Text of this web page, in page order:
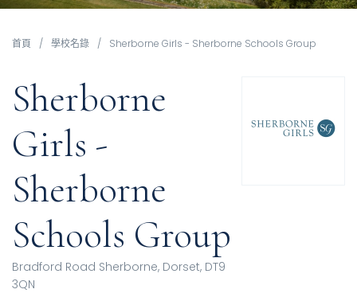
首頁 / 學校名錄 / Sherborne Girls - Sherborne Schools Group
Sherborne
Girls -
Sherborne
Schools Group
Bradford Road Sherborne, Dorset, DT9
3QN